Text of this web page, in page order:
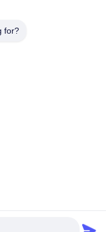
2026 Shandong Tian
for?